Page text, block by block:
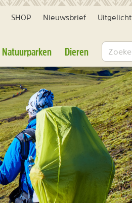
SHOP Nieuwsbrief Uitgelicht
Natuurparken Dieren Zoeken